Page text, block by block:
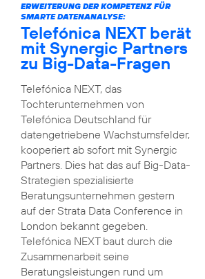
ERWEITERUNG DER KOMPETENZ FÜR
SMARTE DATENANALYSE:
Telefónica NEXT berät
mit Synergic Partners
zu Big-Data-Fragen
Telefónica NEXT, das
Tochterunternehmen von
Telefónica Deutschland für
datengetriebene Wachstumsfelder,
kooperiert ab sofort mit Synergic
Partners. Dies hat das auf Big-Data-
Strategien spezialisierte
Beratungsunternehmen gestern
auf der Strata Data Conference in
London bekannt gegeben.
Telefónica NEXT baut durch die
Zusammenarbeit seine
Beratungsleistungen rund um